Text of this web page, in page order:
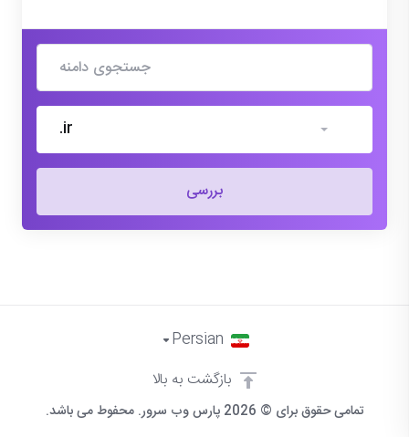
.ir
بررسی
تمامی حقوق برای © 2026 پارس وب سرور. محفوط می باشد.
Persian
بازگشت به بالا